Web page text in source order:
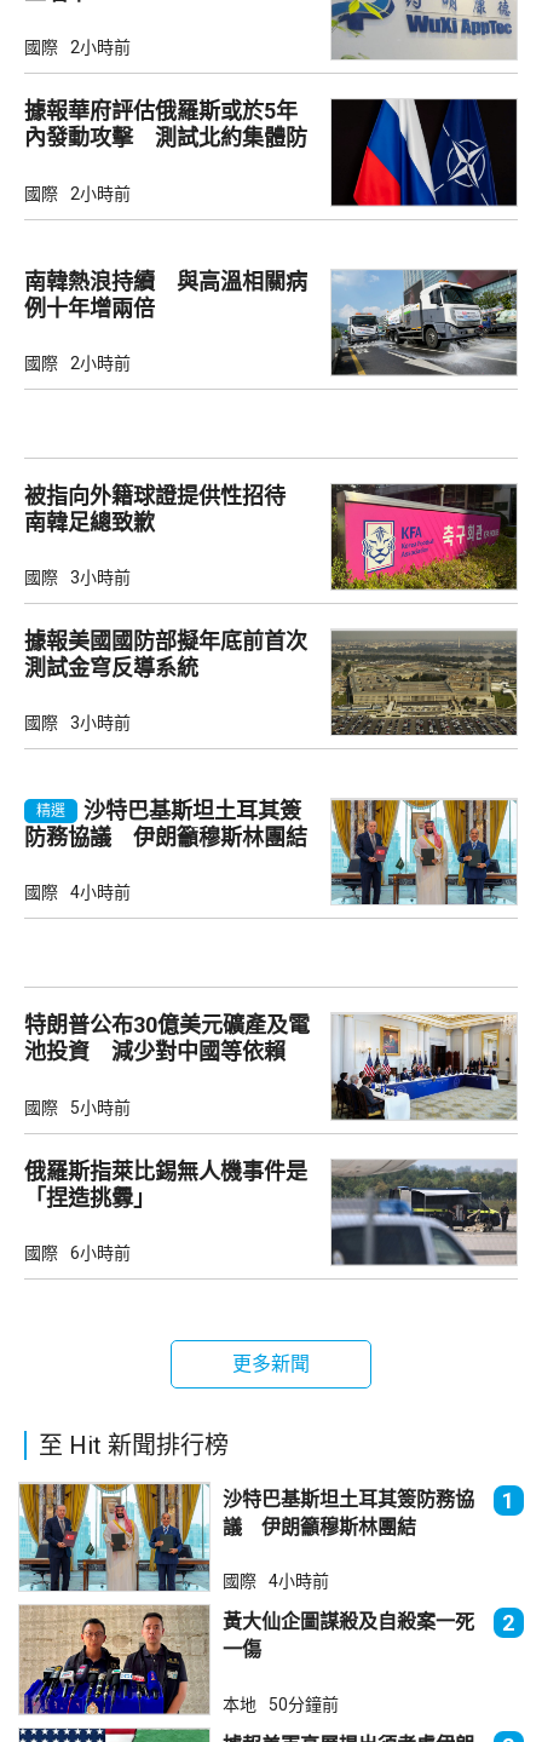
國際 2小時前
據報華府評估俄羅斯或於5年
內發動攻擊 測試北約集體防
國際 2小時前
南韓熱浪持續 與高溫相關病
例十年增兩倍
國際 2小時前
被指向外籍球證提供性招待
南韓足總致歉
國際 3小時前
據報美國國防部擬年底前首次
測試金穹反導系統
國際 3小時前
精選
沙特巴基斯坦土耳其簽
防務協議 伊朗籲穆斯林團結
國際 4小時前
特朗普公布30億美元礦產及電
池投資 減少對中國等依賴
國際 5小時前
俄羅斯指萊比錫無人機事件是
「捏造挑釁」
國際 6小時前
更多新聞
至 Hit 新聞排行榜
沙特巴基斯坦土耳其簽防務協
議 伊朗籲穆斯林團結
1
國際 4小時前
黃大仙企圖謀殺及自殺案一死
一傷
2
本地 50分鐘前